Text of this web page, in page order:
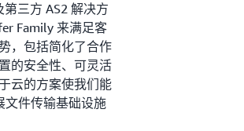
第三方 AS2 解决方
Family 来满足客
，包括简化了合作
的安全性、可灵活
云的方案使我们能
文件传输基础设施